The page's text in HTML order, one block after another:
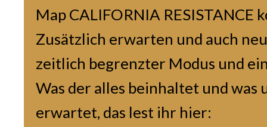
Map CALIFORNIA RESISTANCE
Zusätzlich erwarten und auch
zeitlich begrenzter Modus und
Was der alles beinhaltet und was
erwartet, das lest ihr hier: